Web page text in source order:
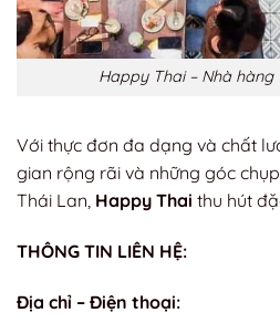
Happy Thai – Nhà
Với thực đơn đa dạng và chất
gian rộng rãi và những góc
Thái Lan, Happy Thai thu hút
THÔNG TIN LIÊN HỆ:
Địa chỉ – Điện thoại: